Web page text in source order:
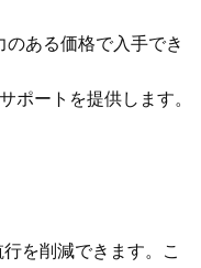
ある価格で入手でき
ポートを提供します。
を削減できます。こ